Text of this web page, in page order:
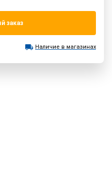
заказ
Наличие в магазинах